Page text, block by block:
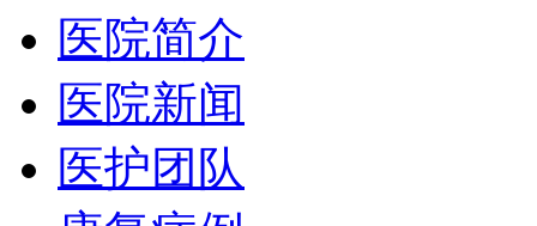
医院简介
医院新闻
医护团队